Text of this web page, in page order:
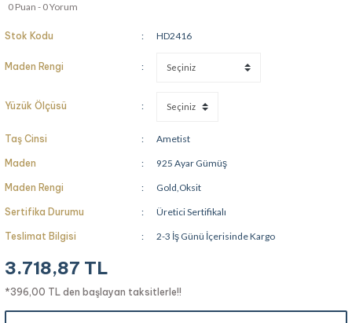
0 Puan - 0 Yorum
Stok Kodu HD2416
Maden Rengi
Yüzük Ölçüsü
Taş Cinsi Ametist
Maden 925 Ayar Gümüş
Maden Rengi Gold,Oksit
Sertifika Durumu Üretici Sertifikalı
Teslimat Bilgisi 2-3 İş Günü İçerisinde Kargo
3.718,87 TL
*396,00 TL den başlayan taksitlerle!!